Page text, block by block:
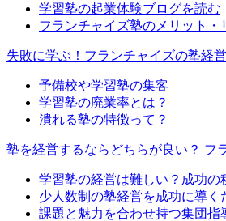
学習塾の起業体験ブログを読む
フランチャイズ塾のメリット・
失敗に学ぶ！フランチャイズの塾経営
予備校や学習塾の集客
学習塾の廃業率とは？
潰れる塾の特徴って？
塾を経営するならどちらが良い？ フ
学習塾の経営は難しい？成功の
少人数制の塾経営を成功に導く
課題と魅力を合わせ持つ集団指